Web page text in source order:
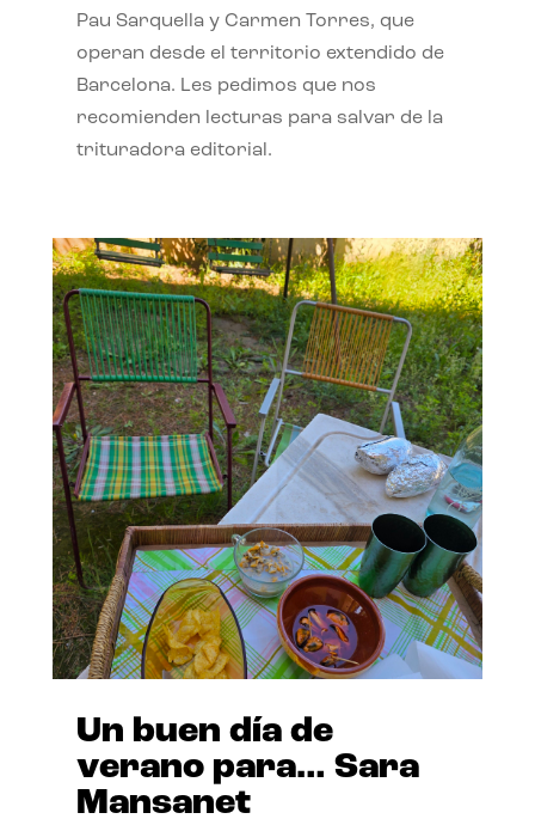
Pau Sarquella y Carmen Torres, que
operan desde el territorio extendido de
Barcelona. Les pedimos que nos
recomienden lecturas para salvar de la
trituradora editorial.
Un buen día de
verano para… Sara
Mansanet